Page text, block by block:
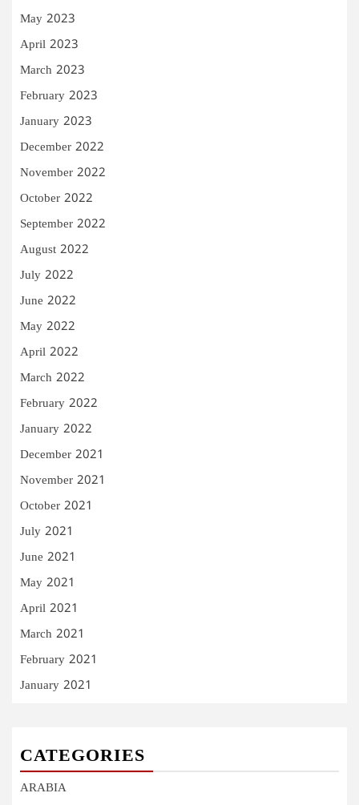
May 2023
April 2023
March 2023
February 2023
January 2023
December 2022
November 2022
October 2022
September 2022
August 2022
July 2022
June 2022
May 2022
April 2022
March 2022
February 2022
January 2022
December 2021
November 2021
October 2021
July 2021
June 2021
May 2021
April 2021
March 2021
February 2021
January 2021
CATEGORIES
ARABIA